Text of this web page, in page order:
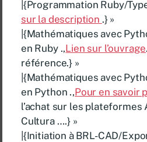
|{Programmation Ruby/
sur la description .} »
|{Mathématiques avec
en Ruby .,Lien sur l’ouvrage
référence.} »
|{Mathématiques avec
en Python .,Pour en savoir
l’achat sur les plateformes
Cultura ….} »
|{Initiation à BRL-CAD/